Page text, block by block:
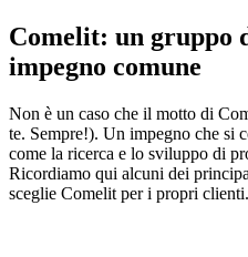
Comelit: un gruppo
impegno comune
Non è un caso che il motto di
te. Sempre!). Un impegno che si
come la ricerca e lo sviluppo di
Ricordiamo qui alcuni dei
sceglie Comelit per i propri clienti.